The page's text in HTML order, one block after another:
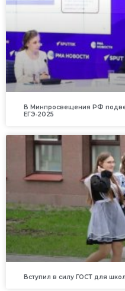
В Минпросвещения РФ
ЕГЭ‑2025
Вступил в силу ГОСТ для